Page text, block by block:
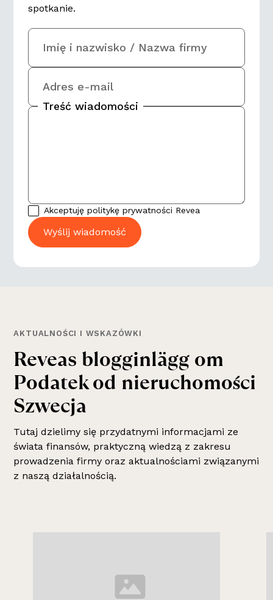
spotkanie.
Imię i nazwisko / Nazwa firmy
Adres e-mail
Treść wiadomości
Akceptuję politykę prywatności Revea
AKTUALNOŚCI I WSKAZÓWKI
Reveas blogginlägg om
Podatek od nieruchomości
Szwecja
Tutaj dzielimy się przydatnymi informacjami ze
świata finansów, praktyczną wiedzą z zakresu
prowadzenia firmy oraz aktualnościami związanymi
z naszą działalnością.